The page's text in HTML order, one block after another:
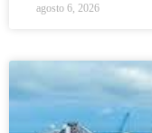
agosto 6, 2026